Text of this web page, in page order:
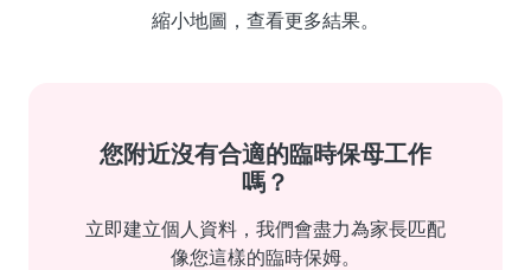
縮小地圖，查看更多結果。
您附近沒有合適的臨時保母工作
嗎？
立即建立個人資料，我們會盡力為家長匹配
像您這樣的臨時保姆。